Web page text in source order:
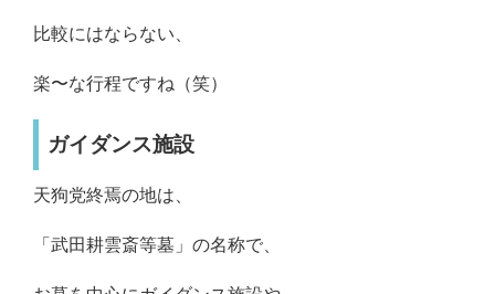
比較にはならない、
楽〜な行程ですね（笑）
ガイダンス施設
天狗党終焉の地は、
「武田耕雲斎等墓」の名称で、